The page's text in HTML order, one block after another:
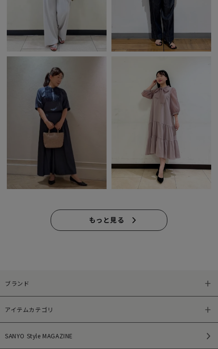
もっと見る
ブランド
アイテムカテゴリ
SANYO Style MAGAZINE